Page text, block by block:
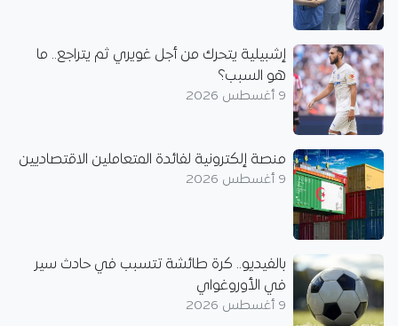
إشبيلية يتحرك من أجل غويري ثم يتراجع.. ما
هو السبب؟
9 أغسطس 2026
منصة إلكترونية لفائدة المتعاملين الاقتصاديين
9 أغسطس 2026
بالفيديو.. كرة طائشة تتسبب في حادث سير
في الأوروغواي
9 أغسطس 2026